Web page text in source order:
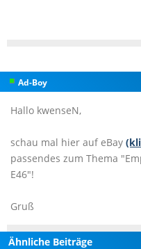
Ad-Boy
Hallo kwenseN,
schau mal hier auf eBay
passendes zum Thema
E46"!
Gruß
Ähnliche Beiträge